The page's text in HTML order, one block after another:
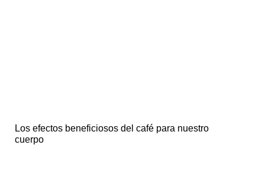
Los efectos beneficiosos del café para nuestro
cuerpo